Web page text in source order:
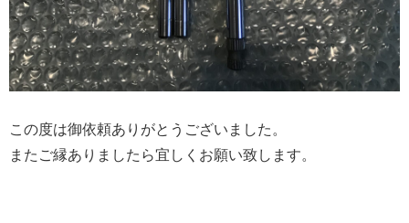
この度は御依頼ありがとうございました。
またご縁ありましたら宜しくお願い致します。